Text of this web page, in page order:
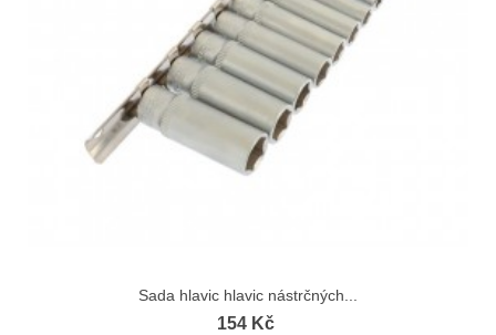
Sada hlavic hlavic nástrčných...
154 Kč